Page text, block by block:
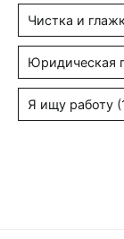
Чистка и
Юридическая
Я ищу работу